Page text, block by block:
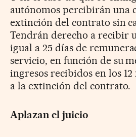
autónomos percibirán una
extinción del contrato sin
Tendrán derecho a recibir
igual a 25 días de
servicio, en función de su
ingresos recibidos en los
a la extinción del contrato.
Aplazan el juicio